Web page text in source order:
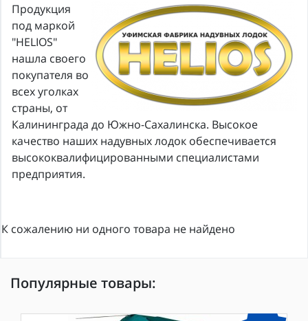
Продукция
под маркой
"HELIOS"
нашла своего
покупателя во
всех уголках
страны, от
Калининграда до Южно-Сахалинска. Высокое
качество наших надувных лодок обеспечивается
высококвалифицированными специалистами
предприятия.
К сожалению ни одного товара не найдено
Популярные товары: